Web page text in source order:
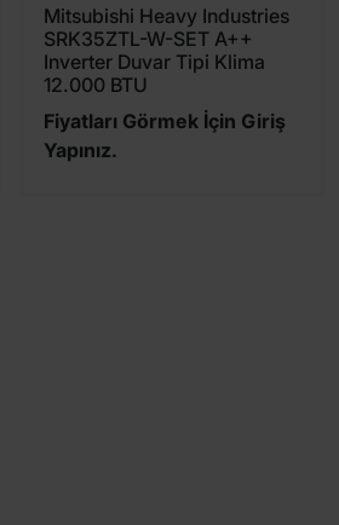
Mitsubishi Heavy Industries
SRK35ZTL-W-SET A++
Inverter Duvar Tipi Klima
12.000 BTU
Fiyatları Görmek İçin Giriş
Yapınız.